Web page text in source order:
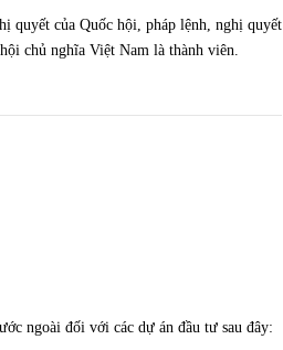
quyết của Quốc hội, pháp lệnh, nghị quyết
chủ nghĩa Việt Nam là thành viên.
ngoài đối với các dự án đầu tư sau đây: